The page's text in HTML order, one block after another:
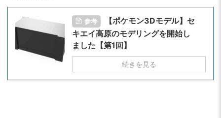
参考
【ポケモン3Dモデル】セ
キエイ高原のモデリングを開始し
ました【第1回】
続きを見る